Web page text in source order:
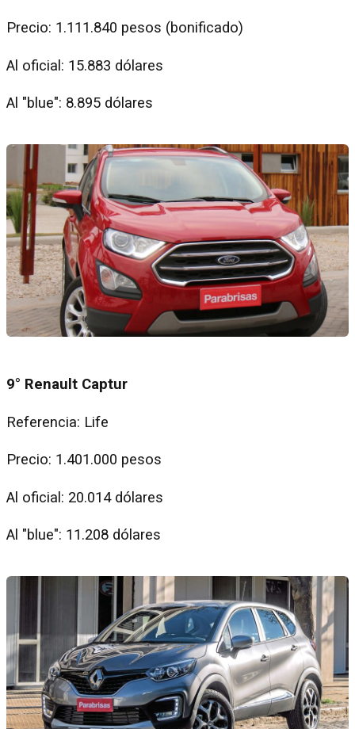
Precio: 1.111.840 pesos (bonificado)
Al oficial: 15.883 dólares
Al "blue": 8.895 dólares
9° Renault Captur
Referencia: Life
Precio: 1.401.000 pesos
Al oficial: 20.014 dólares
Al "blue": 11.208 dólares